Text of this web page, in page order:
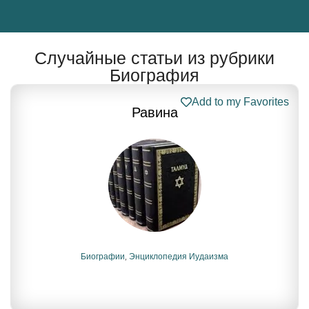
Случайные статьи из рубрики
Биография
Равина
Add to my Favorites
Биографии, Энциклопедия Иудаизма